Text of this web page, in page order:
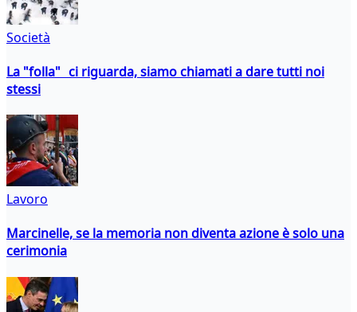
Società
La "folla" ci riguarda, siamo chiamati a dare tutti noi
stessi
Lavoro
Marcinelle, se la memoria non diventa azione è solo una
cerimonia